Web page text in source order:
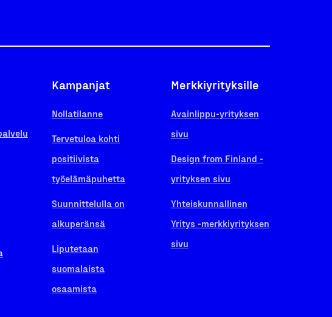
Kampanjat
Nollatilanne
Tervetuloa kohti
positiivista
työelämäpuhetta
Suunnittelulla on
alkuperänsä
Liputetaan
suomalaista
osaamista
Merkkiyrityksille
Avainlippu-yrityksen
sivu
Design from Finland -
yrityksen sivu
Yhteiskunnallinen
Yritys -merkkiyrityksen
sivu